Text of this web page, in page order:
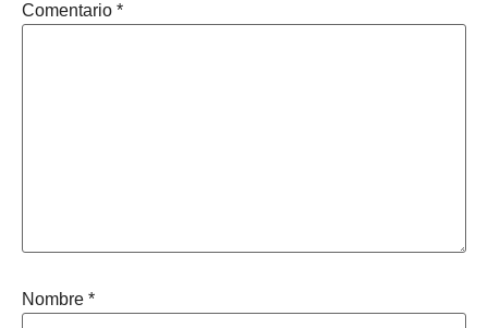
Comentario *
Nombre *